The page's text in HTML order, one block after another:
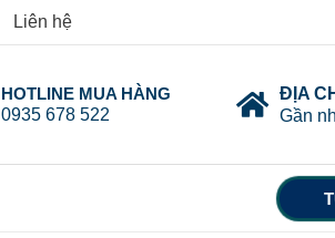
Liên hệ
HOTLINE MUA HÀNG
0935 678 522
ĐỊA
Gần